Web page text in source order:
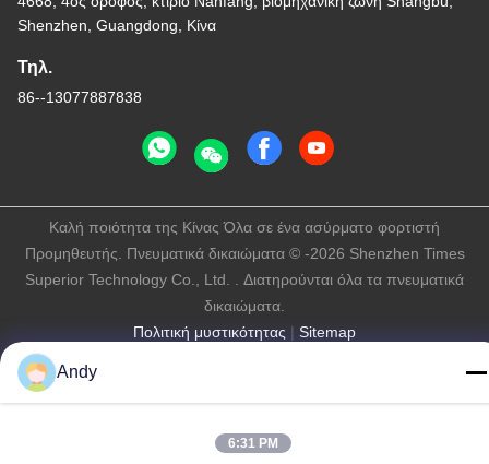
Shenzhen, Guangdong, Κίνα
Τηλ.
86--13077887838
Πολιτική μυστικότητας | Sitemap
Καλή ποιότητα της Κίνας Όλα σε ένα ασύρματο φορτιστή
Προμηθευτής. Πνευματικά δικαιώματα © -2026 Shenzhen Times
Superior Technology Co., Ltd. . Διατηρούνται όλα τα πνευματικά
δικαιώματα.
Andy
6:31 PM